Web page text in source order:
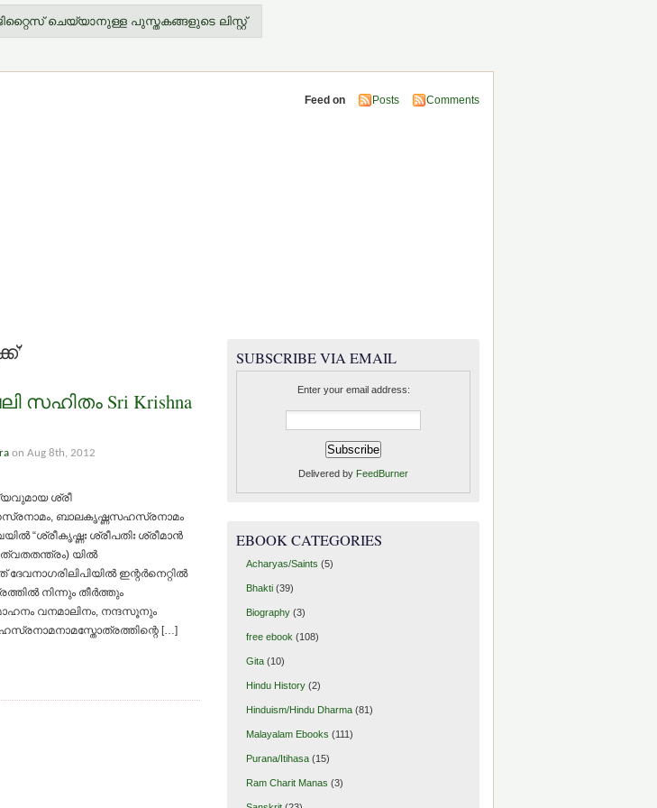
ചെയ്യാനുള്ള പുസ്തകങ്ങളുടെ ലിസ്റ്റ്
Feed on Posts Comments
Sri Krishna
on Aug 8th, 2012
ശ്രീ
ബാലകൃഷ്ണസഹസ്രനാമം
“ശ്രീകൃഷ്ണഃ ശ്രീപതിഃ ശ്രീമാന്‍
യില്‍
ഇന്റര്‍നെറ്റില്‍
നിന്നും തീര്‍ത്തും
വനമാലിനം, നന്ദസൂനും
[…]
SUBSCRIBE VIA EMAIL
Enter your email address:
Delivered by FeedBurner
EBOOK CATEGORIES
Acharyas/Saints (5)
Bhakti(39)
Biography(3)
free ebook (108)
Gita(10)
Hindu History(2)
Hinduism/Hindu Dharma(81)
Malayalam Ebooks (111)
Purana/Itihasa(15)
Ram Charit Manas (3)